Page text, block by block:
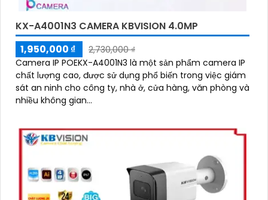
KX-A4001N3 CAMERA KBVISION 4.0MP
1,950,000 ₫
2,730,000 ₫
Camera IP POEKX-A4001N3 là một sản phẩm camera IP
chất lượng cao, được sử dụng phổ biến trong việc giám
sát an ninh cho công ty, nhà ở, cửa hàng, văn phòng và
nhiều không gian...